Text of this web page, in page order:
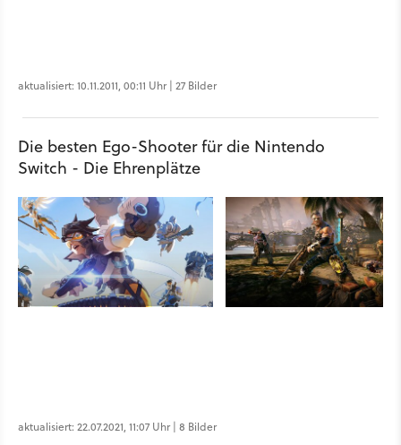
aktualisiert: 10.11.2011, 00:11 Uhr | 27 Bilder
Die besten Ego-Shooter für die Nintendo
Switch - Die Ehrenplätze
aktualisiert: 22.07.2021, 11:07 Uhr | 8 Bilder